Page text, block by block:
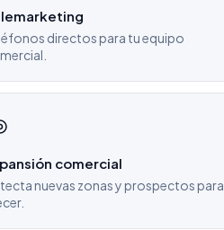
directos para tu equipo
comercial
nuevas zonas y prospectos para